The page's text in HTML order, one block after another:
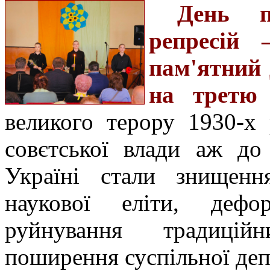
День
пам'ятний
на третю
великого терору 1930-х
совєтської влади аж
Україні стали
наукової еліти,
руйнування
поширення суспільної